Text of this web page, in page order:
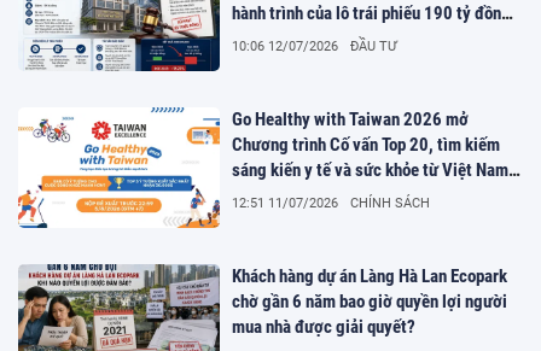
hành trình của lô trái phiếu 190 tỷ đồng
đầu tư dự án NO7 Giang Biên, Hà Nội
10:06 12/07/2026 ĐẦU TƯ
Go Healthy with Taiwan 2026 mở
Chương trình Cố vấn Top 20, tìm kiếm
sáng kiến y tế và sức khỏe từ Việt Nam
và toàn cầu
12:51 11/07/2026 CHÍNH SÁCH
Khách hàng dự án Làng Hà Lan Ecopark
chờ gần 6 năm bao giờ quyền lợi người
mua nhà được giải quyết?